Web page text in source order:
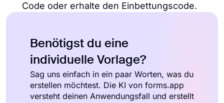
Code oder erhalte den Einbettungscode.
Benötigst du eine
individuelle Vorlage?
Sag uns einfach in ein paar Worten, was du
erstellen möchtest. Die KI von forms.app
versteht deinen Anwendungsfall und erstellt